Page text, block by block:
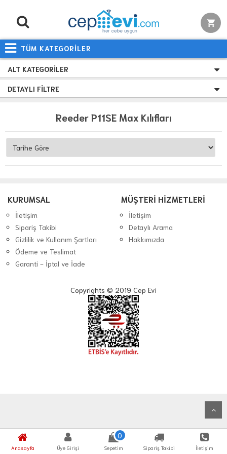
TÜM KATEGORİLER
Anasayfa Üye Girişi
0
Sepetim Sipariş Takibi İletişim
ALT KATEGORILER
DETAYLI FILTRE
Reeder P11SE Max Kılıfları
KURUMSAL
İletişim
Sipariş Takibi
Gizlilik ve Kullanım Şartları
Ödeme ve Teslimat
Garanti - İptal ve İade
MÜŞTERİ HİZMETLERİ
İletişim
Detaylı Arama
Hakkımızda
Copyrights © 2019 Cep Evi